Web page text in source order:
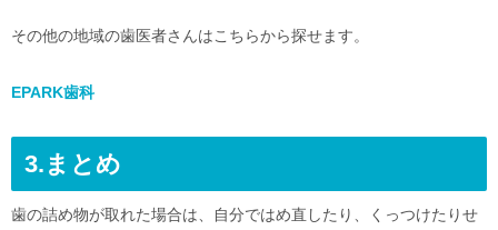
その他の地域の歯医者さんはこちらから探せます。
EPARK歯科
3.まとめ
歯の詰め物が取れた場合は、自分ではめ直したり、くっつけたりせ